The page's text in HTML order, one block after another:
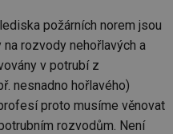
požárních norem jsou
rozvody nehořlavých a
v potrubí z
nesnadno hořlavého)
proto musíme věnovat
rozvodům. Není